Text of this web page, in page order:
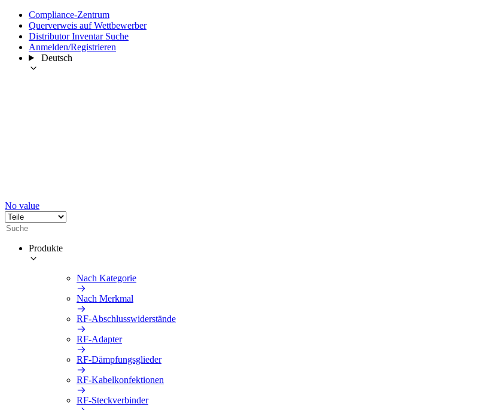
Compliance-Zentrum
Querverweis auf Wettbewerber
Distributor Inventar Suche
Anmelden/Registrieren
Deutsch
No value
Produkte
Nach Kategorie
Nach Merkmal
RF-Abschlusswiderstände
RF-Adapter
RF-Dämpfungsglieder
RF-Kabelkonfektionen
RF-Steckverbinder